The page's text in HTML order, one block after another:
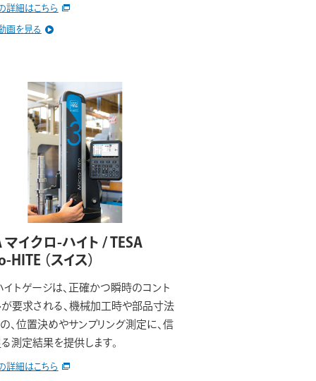
詳細はこちら
画を見る
マイクロ-ハイト / TESA
HITE （スイス）
イトゲージは、正確かつ瞬時のコント
要求される、機械加工時や部品寸法
、位置決めやサンプリング測定に、信
測定結果を提供します。
詳細はこちら